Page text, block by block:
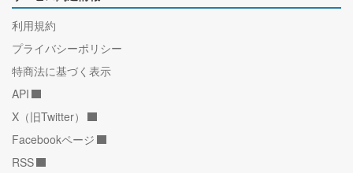
利用規約
プライバシーポリシー
特商法に基づく表示
API
X（旧Twitter）
Facebookページ
RSS